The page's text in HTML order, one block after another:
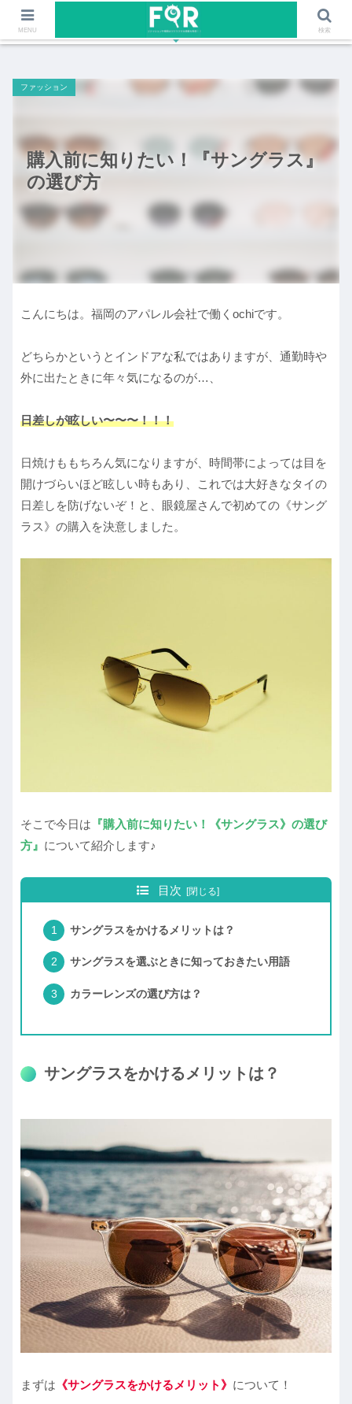
ファッションや福岡のワクワクする情報を発信！！
購入前に知りたい！『サングラス』
の選び方
ファッション
こんにちは。福岡のアパレル会社で働くochiです。
どちらかというとインドアな私ではありますが、通勤時や
外に出たときに年々気になるのが…、
日差しが眩しい〜〜〜！！！
日焼けももちろん気になりますが、時間帯によっては目を
開けづらいほど眩しい時もあり、これでは大好きなタイの
日差しを防げないぞ！と、眼鏡屋さんで初めての《サング
ラス》の購入を決意しました。
そこで今日は 『購入前に知りたい！《サングラス》の選び
方』 について紹介します♪
目次
サングラスをかけるメリットは？
サングラスを選ぶときに知っておきたい用語
カラーレンズの選び方は？
サングラスをかけるメリットは？
まずは 《サングラスをかけるメリット》 について！
MENU 検索